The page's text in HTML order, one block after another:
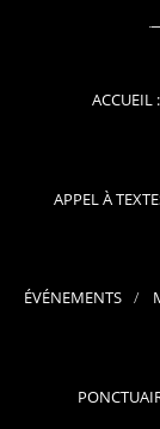
ACCUEIL
APPEL À
ÉVÉNEMENTS